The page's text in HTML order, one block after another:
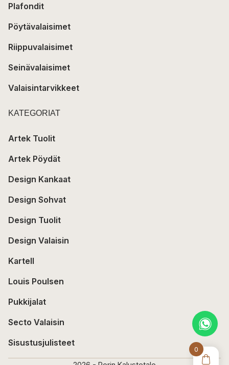
0
Plafondit
Pöytävalaisimet
Riippuvalaisimet
Seinävalaisimet
Valaisintarvikkeet
KATEGORIAT
Artek Tuolit
Artek Pöydät
Design Kankaat
Design Sohvat
Design Tuolit
Design Valaisin
Kartell
Louis Poulsen
Pukkijalat
Secto Valaisin
Sisustusjulisteet